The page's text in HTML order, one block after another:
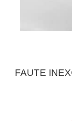
FAUTE